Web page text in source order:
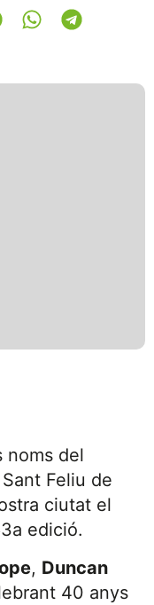
noms del
Feliu de
ciutat el
edició.
, Duncan
40 anys